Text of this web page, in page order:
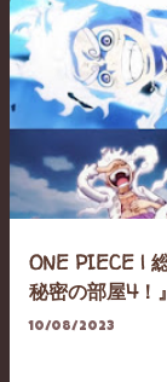
ONE PIECE |
秘密の部屋4！
10/08/2023